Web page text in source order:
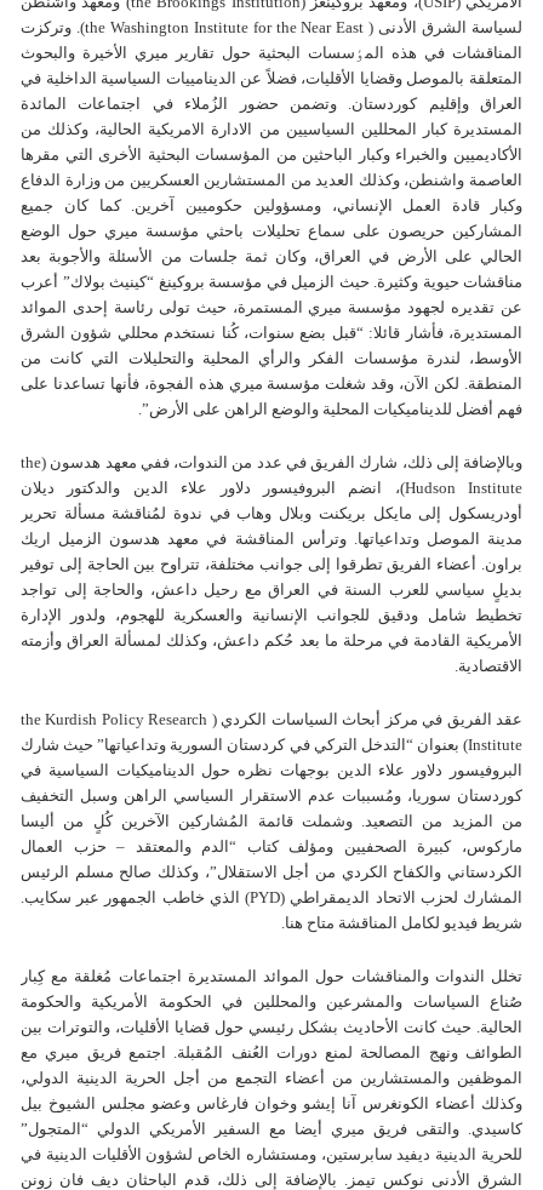
لسياسة الشرق الأدنى ( the Washington Institute for the Near East). وتركزت
المناقشات في هذه المٶسسات البحثية حول تقارير ميري الأخيرة والبحوث
المتعلقة بالموصل وقضايا الأقليات، فضلاً عن الدينامييات السياسية الداخلية في
العراق وإقليم كوردستان. وتضمن حضور الزُملاء في اجتماعات المائدة
المستديرة كبار المحللين السياسيين من الادارة الامريكية الحالية، وكذلك من
الأكاديميين والخبراء وكبار الباحثين من المؤسسات البحثية الأخرى التي مقرها
العاصمة واشنطن، وكذلك العديد من المستشارين العسكريين من وزارة الدفاع
وكبار قادة العمل الإنساني، ومسؤولين حكوميين آخرين. كما كان جميع
المشاركين حريصون على سماع تحليلات باحثي مؤسسة ميري حول الوضع
الحالي على الأرض في العراق، وكان ثمة جلسات من الأسئلة والأجوبة بعد
مناقشات حيوية وكثيرة. حيث الزميل في مؤسسة بروكينغ “كينيث بولاك” أعرب
عن تقديره لجهود مؤسسة ميري المستمرة، حيث تولى رئاسة إحدى الموائد
المستديرة، فأشار قائلا: “قبل بضع سنوات، كُنا نستخدم محللي شؤون الشرق
الأوسط، لندرة مؤسسات الفكر والرأي المحلية والتحليلات التي كانت من
المنطقة. لكن الآن، وقد شغلت مؤسسة ميري هذه الفجوة، فأنها تساعدنا على
فهم أفضل للديناميكيات المحلية والوضع الراهن على الأرض”.
وبالإضافة إلى ذلك، شارك الفريق في عدد من الندوات، ففي معهد هدسون (the
Hudson Institute)، انضم البروفيسور دلاور علاء الدين والدكتور ديلان
أودريسكول إلى مايكل بريكنت وبلال وهاب في ندوة لمُناقشة مسألة تحرير
مدينة الموصل وتداعياتها. وترأس المناقشة في معهد هدسون الزميل اريك
براون. أعضاء الفريق تطرقوا إلى جوانب مختلفة، تتراوح بين الحاجة إلى توفير
بديلٍ سياسي للعرب السنة في العراق مع رحيل داعش، والحاجة إلی تواجد
تخطيط شامل ودقيق للجوانب الإنسانية والعسكرية للهجوم، ولدور الإدارة
الأمريكية القادمة في مرحلة ما بعد حُكم داعش، وكذلك لمسألة العراق وأزمته
الاقتصادية.
عقد الفريق في مركز أبحاث السياسات الكردي ( the Kurdish Policy Research
Institute) بعنوان “التدخل التركي في كردستان السورية وتداعياتها” حيث شارك
البروفيسور دلاور علاء الدين بوجهات نظره حول الديناميكيات السياسية في
كوردستان سوريا، ومُسببات عدم الاستقرار السياسي الراهن وسبل التخفيف
من المزيد من التصعيد. وشملت قائمة المُشاركين الآخرين كُلٍ من أليسا
ماركوس، كبيرة الصحفيين ومؤلف كتاب “الدم والمعتقد – حزب العمال
الكردستاني والكفاح الكردي من أجل الاستقلال”، وكذلك صالح مسلم الرئيس
المشارك لحزب الاتحاد الديمقراطي (PYD) الذي خاطب الجمهور عبر سكايب.
شريط فيديو لكامل المناقشة متاح هنا.
تخلل الندوات والمناقشات حول الموائد المستديرة اجتماعات مُغلقة مع كِبار
صُناع السياسات والمشرعين والمحللين في الحكومة الأمريكية والحكومة
الحالية. حيث كانت الأحاديث بشكل رئيسي حول قضايا الأقليات، والتوترات بين
الطوائف ونهج المصالحة لمنع دورات العُنف المُقبلة. اجتمع فريق ميري مع
الموظفين والمستشارين من أعضاء التجمع من أجل الحرية الدينية الدولي،
وكذلك أعضاء الكونغرس آنا إيشو وخوان فارغاس وعضو مجلس الشيوخ بيل
كاسيدي. والتقى فريق ميري أيضا مع السفير الأمريكي الدولي “المتجول”
للحرية الدينية ديفيد سابرستين، ومستشاره الخاص لشؤون الأقليات الدينية في
الشرق الأدنى نوكس تيمز. بالإضافة إلى ذلك، قدم الباحثان ديف فان زونن